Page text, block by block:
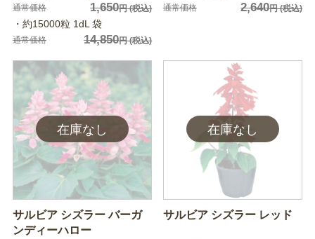
通常価格 1,650円(税込)
・約15000粒 1dL 袋
通常価格 14,850円(税込)
通常価格 2,640円(税込)
サルビア シズラー バーガ
ンディーハロー
サルビア シズラー レッド